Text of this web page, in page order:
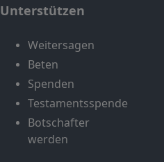
Unterstützen
Weitersagen
Beten
Spenden
Testamentsspende
Botschafter
werden